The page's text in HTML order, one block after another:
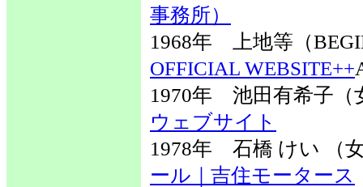
事務所）
1968年 上地等（
OFFICIAL WEBSITE++
1970年 池田有希
ウェブサイト
1978年 石橋 けい
ール｜吉住モータース